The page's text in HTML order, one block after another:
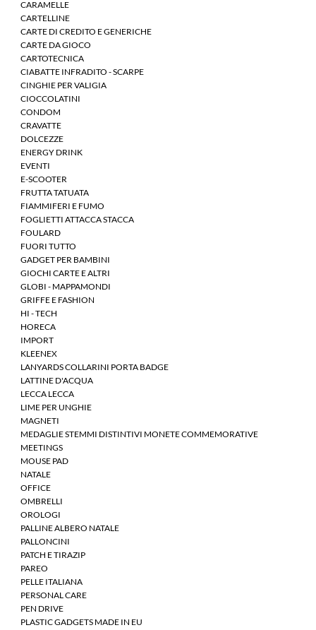
CARAMELLE
CARTELLINE
CARTE DI CREDITO E GENERICHE
CARTE DA GIOCO
CARTOTECNICA
CIABATTE INFRADITO - SCARPE
CINGHIE PER VALIGIA
CIOCCOLATINI
CONDOM
CRAVATTE
DOLCEZZE
ENERGY DRINK
EVENTI
E-SCOOTER
FRUTTA TATUATA
FIAMMIFERI E FUMO
FOGLIETTI ATTACCA STACCA
FOULARD
FUORI TUTTO
GADGET PER BAMBINI
GIOCHI CARTE E ALTRI
GLOBI - MAPPAMONDI
GRIFFE E FASHION
HI - TECH
HORECA
IMPORT
KLEENEX
LANYARDS COLLARINI PORTA BADGE
LATTINE D'ACQUA
LECCA LECCA
LIME PER UNGHIE
MAGNETI
MEDAGLIE STEMMI DISTINTIVI MONETE COMMEMORATIVE
MEETINGS
MOUSE PAD
NATALE
OFFICE
OMBRELLI
OROLOGI
PALLINE ALBERO NATALE
PALLONCINI
PATCH E TIRAZIP
PAREO
PELLE ITALIANA
PERSONAL CARE
PEN DRIVE
PLASTIC GADGETS MADE IN EU